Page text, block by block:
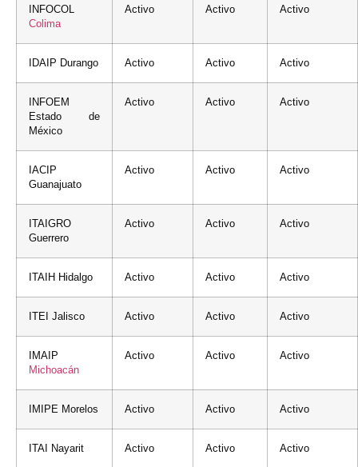
INFOCOL
Colima
Activo Activo Activo
IDAIP Durango Activo Activo Activo
INFOEM
Estado de
México
Activo Activo Activo
IACIP
Guanajuato
Activo Activo Activo
ITAIGRO
Guerrero
Activo Activo Activo
ITAIH Hidalgo Activo Activo Activo
ITEI Jalisco Activo Activo Activo
IMAIP
Michoacán
Activo Activo Activo
IMIPE Morelos Activo Activo Activo
ITAI Nayarit Activo Activo Activo